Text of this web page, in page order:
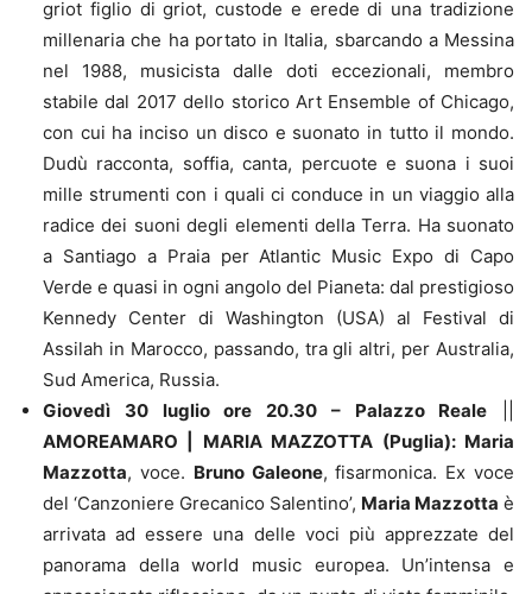
griot figlio di griot, custode e erede di una tradizione
millenaria che ha portato in Italia, sbarcando a Messina
nel 1988, musicista dalle doti eccezionali, membro
stabile dal 2017 dello storico Art Ensemble of Chicago,
con cui ha inciso un disco e suonato in tutto il mondo.
Dudù racconta, soffia, canta, percuote e suona i suoi
mille strumenti con i quali ci conduce in un viaggio alla
radice dei suoni degli elementi della Terra. Ha suonato
a Santiago a Praia per Atlantic Music Expo di Capo
Verde e quasi in ogni angolo del Pianeta: dal prestigioso
Kennedy Center di Washington (USA) al Festival di
Assilah in Marocco, passando, tra gli altri, per Australia,
Sud America, Russia.
Giovedì 30 luglio ore 20.30 – Palazzo Reale
AMOREAMARO | MARIA MAZZOTTA (Puglia): Maria
Mazzotta, voce. Bruno Galeone, fisarmonica. Ex voce
del ‘Canzoniere Grecanico Salentino’, Maria Mazzotta è
arrivata ad essere una delle voci più apprezzate del
panorama della world music europea. Un’intensa e